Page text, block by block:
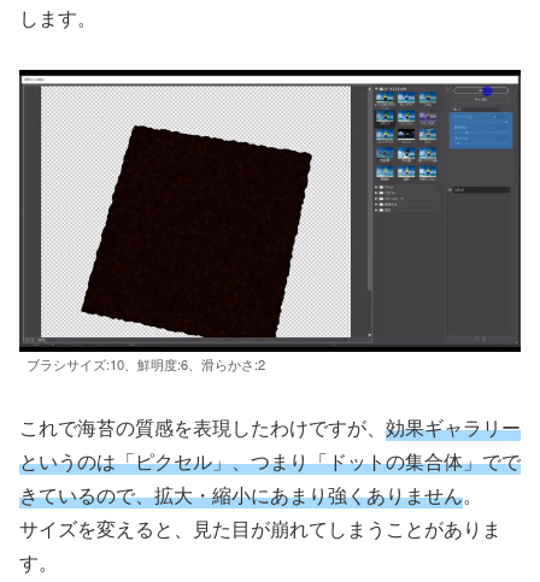
します。
ブラシサイズ:10、鮮明度:6、滑らかさ:2
これで海苔の質感を表現したわけですが、 効果ギャラリー
というのは「ピクセル」、つまり「ドットの集合体」でで
きているので、拡大・縮小にあまり強くありません。
サイズを変えると、見た目が崩れてしまうことがありま
す。